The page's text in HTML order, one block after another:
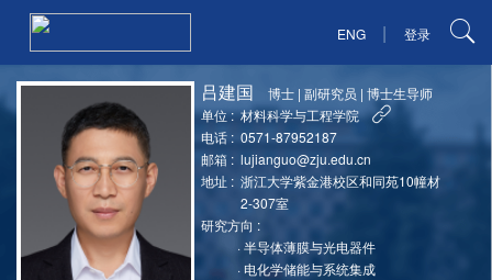
ENG | 登录
吕建国 博士 |副研究员 |博士生导师
单位 : 材料科学与工程学院
电话 : 0571-87952187
邮箱 : lujianguo@zju.edu.cn
地址 : 浙江大学紫金港校区和同苑10幢材
2-307室
研究方向 :
·半导体薄膜与光电器件
·电化学储能与系统集成